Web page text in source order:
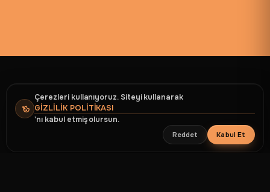
Çerezleri kullanıyoruz. Siteyi kullanarak
GIZLILIK POLITIKASI
'nı kabul etmiş olursun.
Reddet Kabul Et